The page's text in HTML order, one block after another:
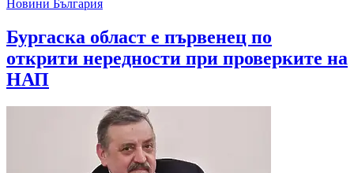
Новини България
Бургаска област е първенец по
открити нередности при проверките на
НАП